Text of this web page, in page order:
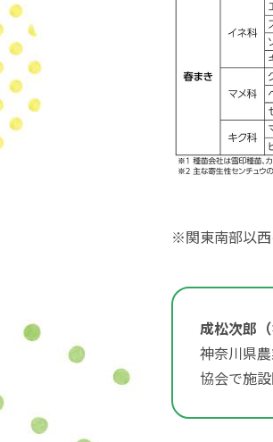
※関東南部以
成松次郎
神奈川県
協会で施